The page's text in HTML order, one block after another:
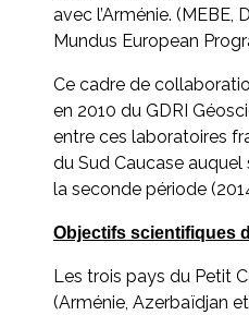
avec l’Arménie. (MEBE,
Mundus European
Ce cadre de
en 2010 du GDRI
entre ces laboratoires
du Sud Caucase auquel
la seconde période
Objectifs scientifiques
Les trois pays du Petit
(Arménie, Azerbaïdjan